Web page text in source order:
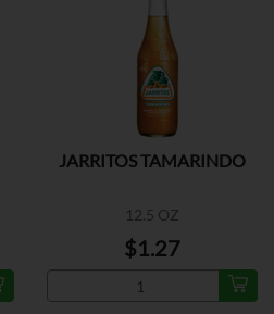
JARRITOS TAMARINDO
12.5 OZ
$1.27